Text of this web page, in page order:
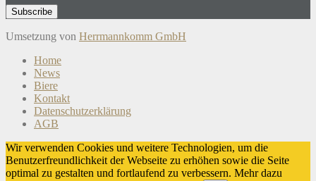
Umsetzung von Herrmannkomm GmbH
Home
News
Biere
Kontakt
Datenschutzerklärung
AGB
Wir verwenden Cookies und weitere Technologien, um die
Benutzerfreundlichkeit der Webseite zu erhöhen sowie die Seite
optimal zu gestalten und fortlaufend zu verbessern. Mehr dazu